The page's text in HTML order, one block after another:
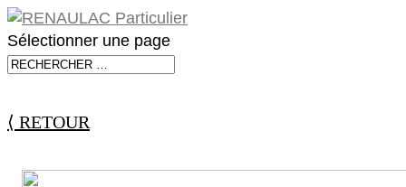
Sélectionner une page
⟨ RETOUR